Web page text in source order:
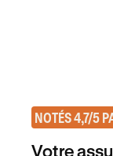
NOTÉS 4,7/5
Votre